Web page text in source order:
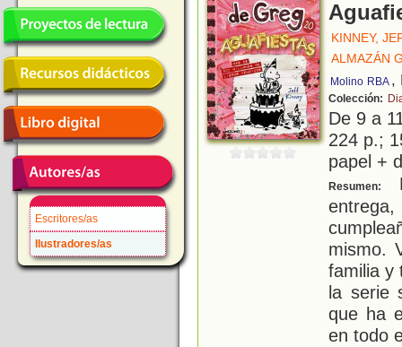
Escritores/as
Ilustradores/as
KINNEY,
ALMAZÁN
Molino RBA ,
Colección:
De 9 a
224 p.;
papel +
Resumen:
mismo.
familia y
la serie
que ha
en todo